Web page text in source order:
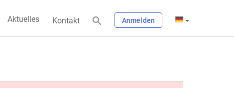
Aktuelles Kontakt Anmelden